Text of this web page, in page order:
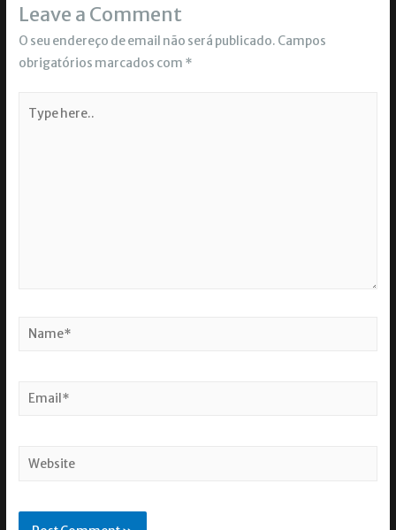
Leave a Comment
O seu endereço de email não será publicado. Campos
obrigatórios marcados com *